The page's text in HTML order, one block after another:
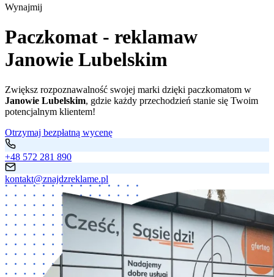
Wynajmij
Paczkomat - reklamaw
Janowie Lubelskim
Zwiększ rozpoznawalność swojej marki dzięki paczkomatom w
Janowie Lubelskim, gdzie każdy przechodzień stanie się Twoim
potencjalnym klientem!
Otrzymaj bezpłatną wycenę
+48 572 281 890
kontakt@znajdzreklame.pl